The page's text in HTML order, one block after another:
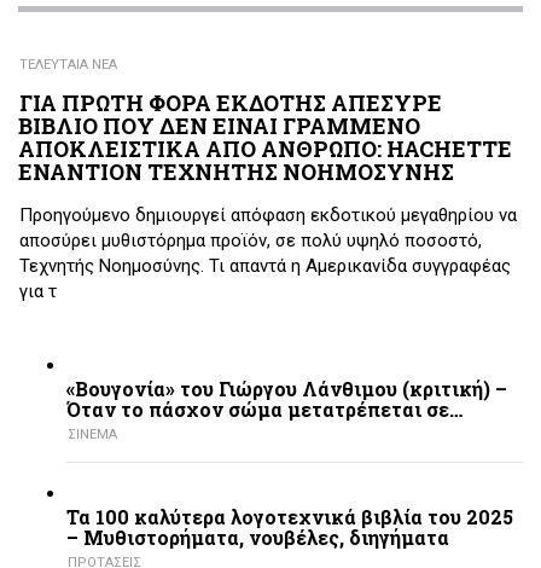
ΤΕΛΕΥΤΑΙΑ ΝΕΑ
ΓΙΑ ΠΡΩΤΗ ΦΟΡΑ ΕΚΔΟΤΗΣ ΑΠΕΣΥΡΕ
ΒΙΒΛΙΟ ΠΟΥ ΔΕΝ ΕΙΝΑΙ ΓΡΑΜΜΕΝΟ
ΑΠΟΚΛΕΙΣΤΙΚΑ ΑΠΟ ΑΝΘΡΩΠΟ: HACHETTE
ΕΝΑΝΤΙΟΝ ΤΕΧΝΗΤΗΣ ΝΟΗΜΟΣΥΝΗΣ
Προηγούμενο δημιουργεί απόφαση εκδοτικού μεγαθηρίου να
αποσύρει μυθιστόρημα προϊόν, σε πολύ υψηλό ποσοστό,
Τεχνητής Νοημοσύνης. Τι απαντά η Αμερικανίδα συγγραφέας
για τ
«Βουγονία» του Γιώργου Λάνθιμου (κριτική) –
Όταν το πάσχον σώμα μετατρέπεται σε…
ΣΙΝΕΜΑ
Τα 100 καλύτερα λογοτεχνικά βιβλία του 2025
– Mυθιστορήματα, νουβέλες, διηγήματα
ΠΡΟΤΑΣΕΙΣ